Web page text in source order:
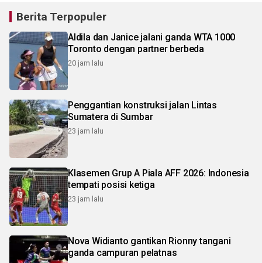
Berita Terpopuler
Aldila dan Janice jalani ganda WTA 1000
Toronto dengan partner berbeda
20 jam lalu
Penggantian konstruksi jalan Lintas
Sumatera di Sumbar
23 jam lalu
Klasemen Grup A Piala AFF 2026: Indonesia
tempati posisi ketiga
23 jam lalu
Nova Widianto gantikan Rionny tangani
ganda campuran pelatnas